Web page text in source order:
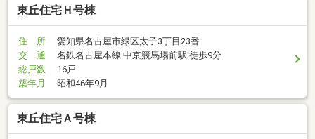
東丘住宅Ｈ号棟
住 所
愛知県名古屋市緑区太子3丁目23番
交 通
名鉄名古屋本線 中京競馬場前駅 徒歩9分
総戸数
16戸
築年月
昭和46年9月
東丘住宅Ａ号棟